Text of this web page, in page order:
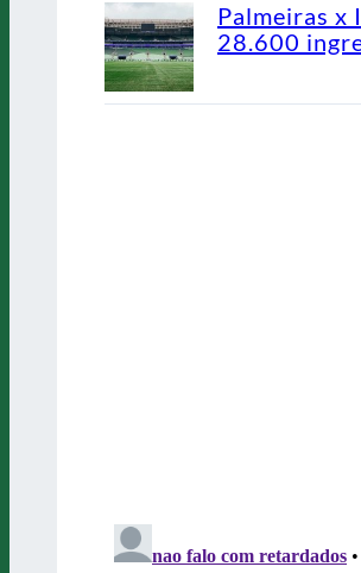
Palmeiras x
28.600